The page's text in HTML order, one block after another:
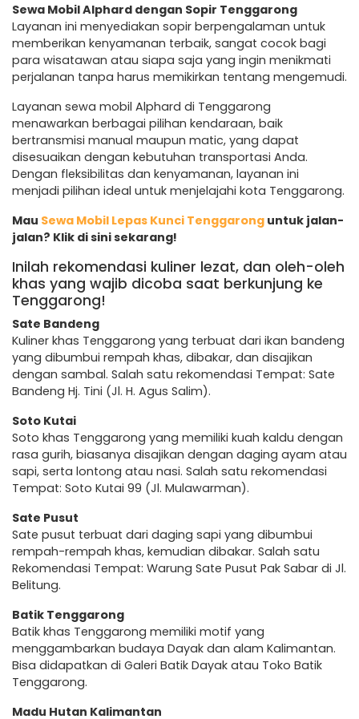
Sewa Mobil Alphard dengan Sopir Tenggarong
Layanan ini menyediakan sopir berpengalaman untuk
memberikan kenyamanan terbaik, sangat cocok bagi
para wisatawan atau siapa saja yang ingin menikmati
perjalanan tanpa harus memikirkan tentang mengemudi.
Layanan sewa mobil Alphard di Tenggarong
menawarkan berbagai pilihan kendaraan, baik
bertransmisi manual maupun matic, yang dapat
disesuaikan dengan kebutuhan transportasi Anda.
Dengan fleksibilitas dan kenyamanan, layanan ini
menjadi pilihan ideal untuk menjelajahi kota Tenggarong.
Mau Sewa Mobil Lepas Kunci Tenggarong untuk jalan-
jalan? Klik di sini sekarang!
Inilah rekomendasi kuliner lezat, dan oleh-oleh
khas yang wajib dicoba saat berkunjung ke
Tenggarong!
Sate Bandeng
Kuliner khas Tenggarong yang terbuat dari ikan bandeng
yang dibumbui rempah khas, dibakar, dan disajikan
dengan sambal. Salah satu rekomendasi Tempat: Sate
Bandeng Hj. Tini (Jl. H. Agus Salim).
Soto Kutai
Soto khas Tenggarong yang memiliki kuah kaldu dengan
rasa gurih, biasanya disajikan dengan daging ayam atau
sapi, serta lontong atau nasi. Salah satu rekomendasi
Tempat: Soto Kutai 99 (Jl. Mulawarman).
Sate Pusut
Sate pusut terbuat dari daging sapi yang dibumbui
rempah-rempah khas, kemudian dibakar. Salah satu
Rekomendasi Tempat: Warung Sate Pusut Pak Sabar di Jl.
Belitung.
Batik Tenggarong
Batik khas Tenggarong memiliki motif yang
menggambarkan budaya Dayak dan alam Kalimantan.
Bisa didapatkan di Galeri Batik Dayak atau Toko Batik
Tenggarong.
Madu Hutan Kalimantan